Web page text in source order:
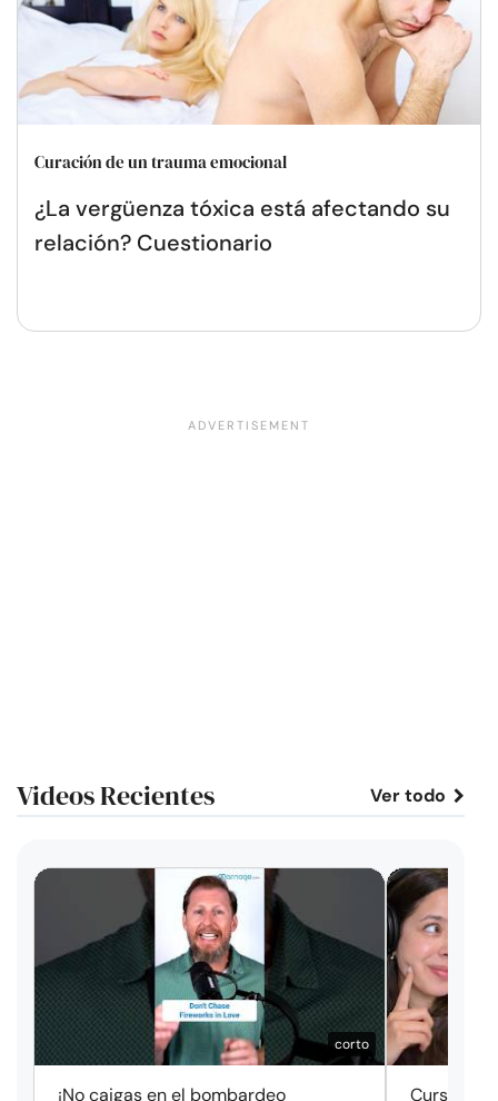
Curación de un trauma emocional
¿La vergüenza tóxica está afectando su
relación? Cuestionario
Videos Recientes Ver todo
corto
¡No caigas en el bombardeo
Cursos